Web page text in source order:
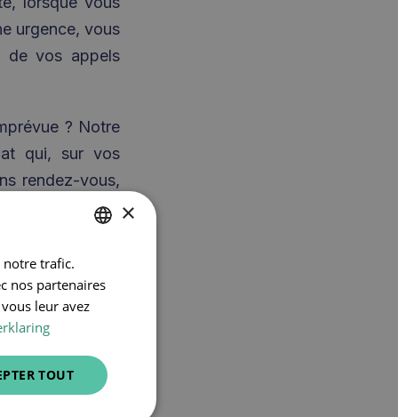
urgence, vous
de vos appels
? Notre
qui, sur vos
rendez-vous,
de
et des
de manière
FRENCH
×
notre trafic.
nos partenaires
leur avez
TOUT